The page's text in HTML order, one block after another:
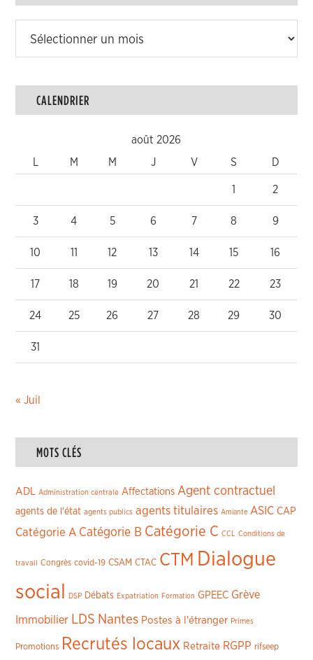
CALENDRIER
août 2026
M M J V S D
1 2
3 4 5 6 7 8 9
10 11 12 13 14 15 16
17 18 19 20 21 22 23
24 25 26 27 28 29 30
31
« Juil
MOTS CLÉS
ADL Administration centrale Affectations Agent contractuel
agents de l'état agents publics agents titulaires Amiante ASIC CAP
Catégorie A Catégorie B Catégorie C CCL Conditions de
travail Congrès covid-19 CSAM CTAC CTM Dialogue
social
DSP Débats Expatriation Formation GPEEC Grève
Immobilier LDS Nantes Postes à l'étranger Primes
Promotions Recrutés locaux Retraite RGPP rifseep